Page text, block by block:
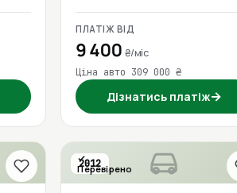
ПЛАТІЖ ВІД
9 400 ₴/міс
Ціна авто 309 000 ₴
Дізнатись платіж→
2012
Перевірено